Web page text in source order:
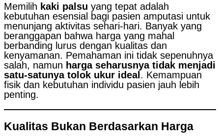
Memilih kaki palsu yang tepat adalah
kebutuhan esensial bagi pasien amputasi untuk
menunjang aktivitas sehari-hari. Banyak yang
beranggapan bahwa harga yang mahal
berbanding lurus dengan kualitas dan
kenyamanan. Pemahaman ini tidak sepenuhnya
salah, namun harga seharusnya tidak menjadi
satu-satunya tolok ukur ideal . Kemampuan
fisik dan kebutuhan individu pasien jauh lebih
penting.
Kualitas Bukan Berdasarkan Harga